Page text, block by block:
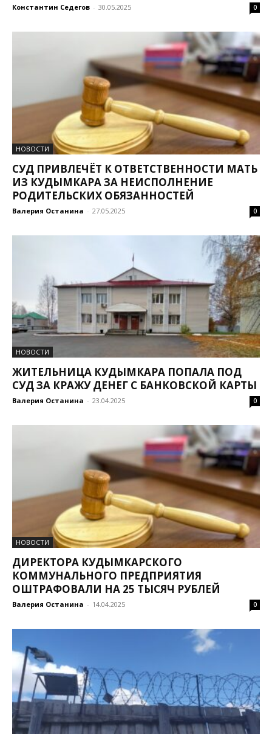
Константин Седегов - 30.05.2025 0
НОВОСТИ
СУД ПРИВЛЕЧЁТ К ОТВЕТСТВЕННОСТИ МАТЬ
ИЗ КУДЫМКАРА ЗА НЕИСПОЛНЕНИЕ
РОДИТЕЛЬСКИХ ОБЯЗАННОСТЕЙ
Валерия Останина - 27.05.2025 0
НОВОСТИ
ЖИТЕЛЬНИЦА КУДЫМКАРА ПОПАЛА ПОД
СУД ЗА КРАЖУ ДЕНЕГ С БАНКОВСКОЙ КАРТЫ
Валерия Останина - 23.04.2025 0
НОВОСТИ
ДИРЕКТОРА КУДЫМКАРСКОГО
КОММУНАЛЬНОГО ПРЕДПРИЯТИЯ
ОШТРАФОВАЛИ НА 25 ТЫСЯЧ РУБЛЕЙ
Валерия Останина - 14.04.2025 0